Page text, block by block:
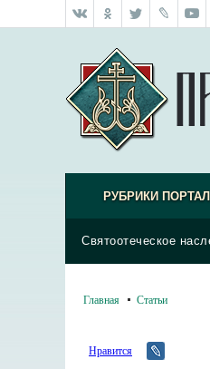
РУБРИКИ
Святоотеческое
Главная Статьи
Нравится